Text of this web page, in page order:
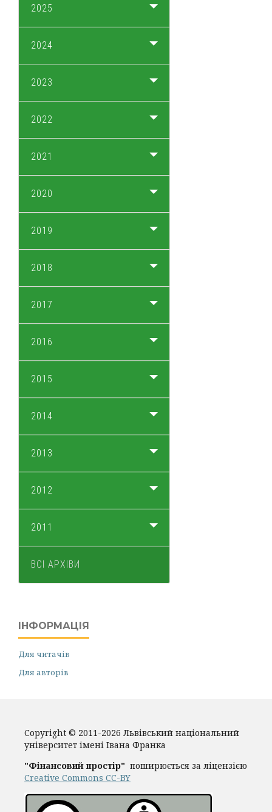
2025
2024
2023
2022
2021
2020
2019
2018
2017
2016
2015
2014
2013
2012
2011
ВСІ АРХІВИ
ІНФОРМАЦІЯ
Для читачів
Для авторів
Copyright © 2011-2026 Львівський національний
університет імені Івана Франка
"Фінансовий простір" поширюється за ліцензією
Creative Commons CC-BY